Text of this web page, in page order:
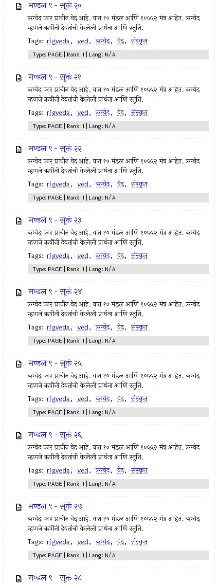
मण्डल ९ - सूक्तं २०
ऋग्वेद फार प्राचीन वेद आहे. यात १० मंडल आणि १०५५२ मंत्र आहेत. ऋग्वेद
म्हणजे ऋषींनी देवतांची केलेली प्रार्थना आणि स्तुति.
Tags: rigveda, ved, ऋग्वेद, वेद, संस्कृत
Type: PAGE | Rank: 1 | Lang: N/A
मण्डल ९ - सूक्तं २१
ऋग्वेद फार प्राचीन वेद आहे. यात १० मंडल आणि १०५५२ मंत्र आहेत. ऋग्वेद
म्हणजे ऋषींनी देवतांची केलेली प्रार्थना आणि स्तुति.
Tags: rigveda, ved, ऋग्वेद, वेद, संस्कृत
Type: PAGE | Rank: 1 | Lang: N/A
मण्डल ९ - सूक्तं २२
ऋग्वेद फार प्राचीन वेद आहे. यात १० मंडल आणि १०५५२ मंत्र आहेत. ऋग्वेद
म्हणजे ऋषींनी देवतांची केलेली प्रार्थना आणि स्तुति.
Tags: rigveda, ved, ऋग्वेद, वेद, संस्कृत
Type: PAGE | Rank: 1 | Lang: N/A
मण्डल ९ - सूक्तं २३
ऋग्वेद फार प्राचीन वेद आहे. यात १० मंडल आणि १०५५२ मंत्र आहेत. ऋग्वेद
म्हणजे ऋषींनी देवतांची केलेली प्रार्थना आणि स्तुति.
Tags: rigveda, ved, ऋग्वेद, वेद, संस्कृत
Type: PAGE | Rank: 1 | Lang: N/A
मण्डल ९ - सूक्तं २४
ऋग्वेद फार प्राचीन वेद आहे. यात १० मंडल आणि १०५५२ मंत्र आहेत. ऋग्वेद
म्हणजे ऋषींनी देवतांची केलेली प्रार्थना आणि स्तुति.
Tags: rigveda, ved, ऋग्वेद, वेद, संस्कृत
Type: PAGE | Rank: 1 | Lang: N/A
मण्डल ९ - सूक्तं २५
ऋग्वेद फार प्राचीन वेद आहे. यात १० मंडल आणि १०५५२ मंत्र आहेत. ऋग्वेद
म्हणजे ऋषींनी देवतांची केलेली प्रार्थना आणि स्तुति.
Tags: rigveda, ved, ऋग्वेद, वेद, संस्कृत
Type: PAGE | Rank: 1 | Lang: N/A
मण्डल ९ - सूक्तं २६
ऋग्वेद फार प्राचीन वेद आहे. यात १० मंडल आणि १०५५२ मंत्र आहेत. ऋग्वेद
म्हणजे ऋषींनी देवतांची केलेली प्रार्थना आणि स्तुति.
Tags: rigveda, ved, ऋग्वेद, वेद, संस्कृत
Type: PAGE | Rank: 1 | Lang: N/A
मण्डल ९ - सूक्तं २७
ऋग्वेद फार प्राचीन वेद आहे. यात १० मंडल आणि १०५५२ मंत्र आहेत. ऋग्वेद
म्हणजे ऋषींनी देवतांची केलेली प्रार्थना आणि स्तुति.
Tags: rigveda, ved, ऋग्वेद, वेद, संस्कृत
Type: PAGE | Rank: 1 | Lang: N/A
मण्डल ९ - सूक्तं २८